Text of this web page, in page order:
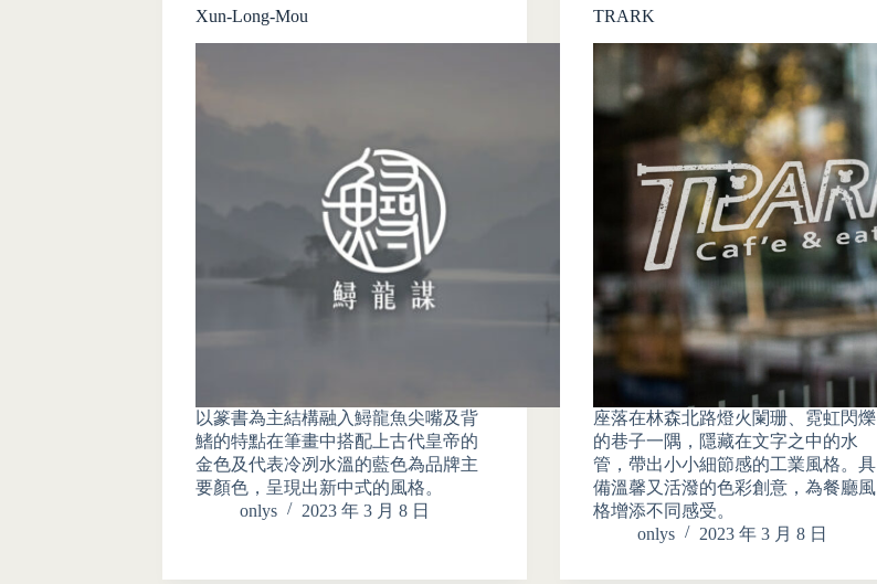
Xun-Long-Mou
以篆書為主結構融入鱘龍魚尖嘴及背
鰭的特點在筆畫中搭配上古代皇帝的
金色及代表冷冽水溫的藍色為品牌主
要顏色，呈現出新中式的風格。
onlys
2023 年 3 月 8 日
TRARK
座落在林森北路燈火闌珊、霓虹閃爍
的巷子一隅，隱藏在文字之中的水
管，帶出小小細節感的工業風格。具
備溫馨又活潑的色彩創意，為餐廳風
格增添不同感受。
onlys
2023 年 3 月 8 日